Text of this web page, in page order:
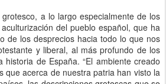
a lo largo especialmente de los
del pueblo español, que ha
de los desprecios hacia todo lo que nos
y liberal, al más profundo de los
historia de España. “El ambiente creado
que acerca de nuestra patria han visto la